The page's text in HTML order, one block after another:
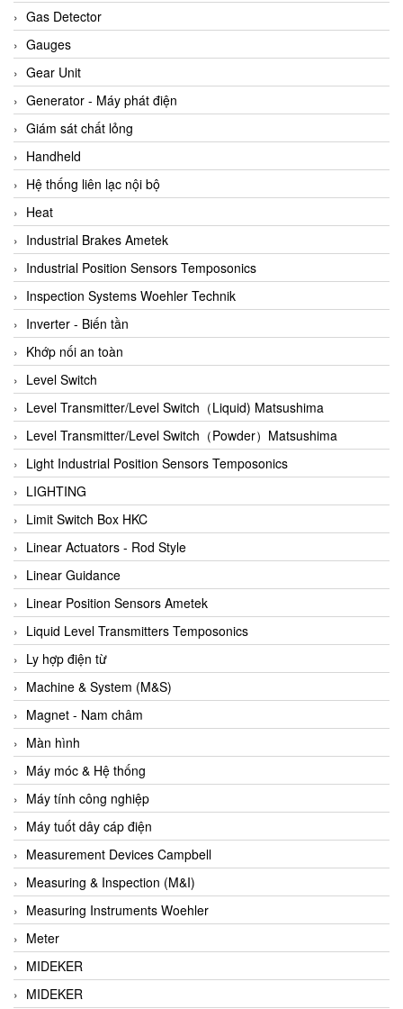
ARCA Regler
Arcos Hydraulik
Ardetem-Sfere-Vietnam
Argal
AS ENERGI
ASCO CO2
Asker
AT2E
ATC Pneumatic
ATEX System
ATI - IA
ATI (Analytical Technology Inc)
Atos
Atrax
Auma
Autec
Auto Flow
Automatic valve
Aventics
Avproglobal
Axiomtek
AZBIL
B&C Electronics
B&R
Babcok wilcox
Baelz Automatic Vietnam
Bahr Modultechnik Vietnam
Balluff
BamBo Vietnam
Barel Vietnam
Barksdale
Bartec
Basco
Baumer
Baumuller Vietnam
Baykee
Gas Detector
Gauges
Gear Unit
Generator - Máy phát điện
Giám sát chất lỏng
Handheld
Hệ thống liên lạc nội bộ
Heat
Industrial Brakes Ametek
Industrial Position Sensors Temposonics
Inspection Systems Woehler Technik
Inverter - Biến tần
Khớp nối an toàn
Level Switch
Level Transmitter/Level Switch（Liquid) Matsushima
Level Transmitter/Level Switch（Powder）Matsushima
Light Industrial Position Sensors Temposonics
LIGHTING
Limit Switch Box HKC
Linear Actuators - Rod Style
Linear Guidance
Linear Position Sensors Ametek
Liquid Level Transmitters Temposonics
Ly hợp điện từ
Machine & System (M&S)
Magnet - Nam châm
Màn hình
Máy móc & Hệ thống
Máy tính công nghiệp
Máy tuốt dây cáp điện
Measurement Devices Campbell
Measuring & Inspection (M&I)
Measuring Instruments Woehler
Meter
MIDEKER
MIDEKER